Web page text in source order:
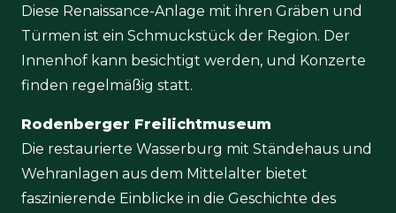
Diese Renaissance-Anlage mit ihren Gräben und
Türmen ist ein Schmuckstück der Region. Der
Innenhof kann besichtigt werden, und Konzerte
finden regelmäßig statt.
Rodenberger Freilichtmuseum
Die restaurierte Wasserburg mit Ständehaus und
Wehranlagen aus dem Mittelalter bietet
faszinierende Einblicke in die Geschichte des